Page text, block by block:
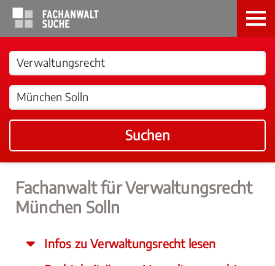
Suchen
Fachanwalt für Verwaltungsrecht
München Solln
Infos zu Verwaltungsrecht lesen